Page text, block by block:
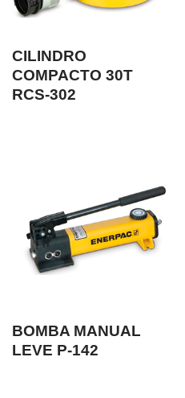
CILINDRO
COMPACTO 30T
RCS-302
BOMBA MANUAL
LEVE P-142